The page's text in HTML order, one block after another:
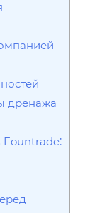
дренажа